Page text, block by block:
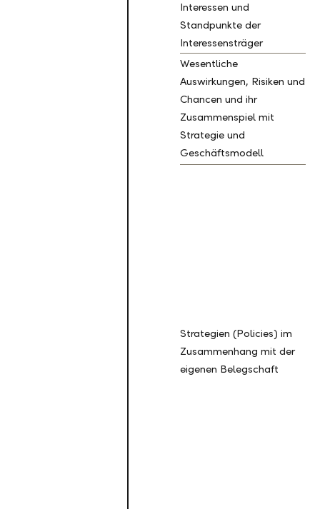
Interessen und
Standpunkte der
Interessensträger
Wesentliche
Auswirkungen, Risiken und
Chancen und ihr
Zusammenspiel mit
Strategie und
Geschäftsmodell
Strategien (Policies) im
Zusammenhang mit der
eigenen Belegschaft